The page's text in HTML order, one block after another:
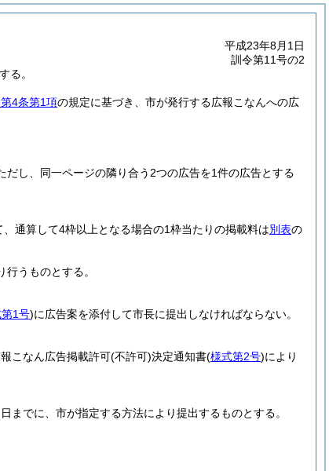
平成23年8月1日
訓令第11号の2
る。
第4条第1項の規定に基づき、市が発行する広報こなんへの広
だし、同一ページの隣り合う2つの広告を1件の広告とする
通算して4枠以上となる場合の1枠当たりの掲載料は別表の
うものとする。
1号)に広告案を添付して市長に提出しなければならない。
こなん広告掲載許可(不許可)決定通知書(様式第2号)により
でに、市が指定する方法により提出するものとする。